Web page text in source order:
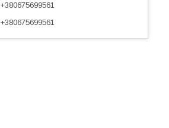
+380675699561
+380675699561